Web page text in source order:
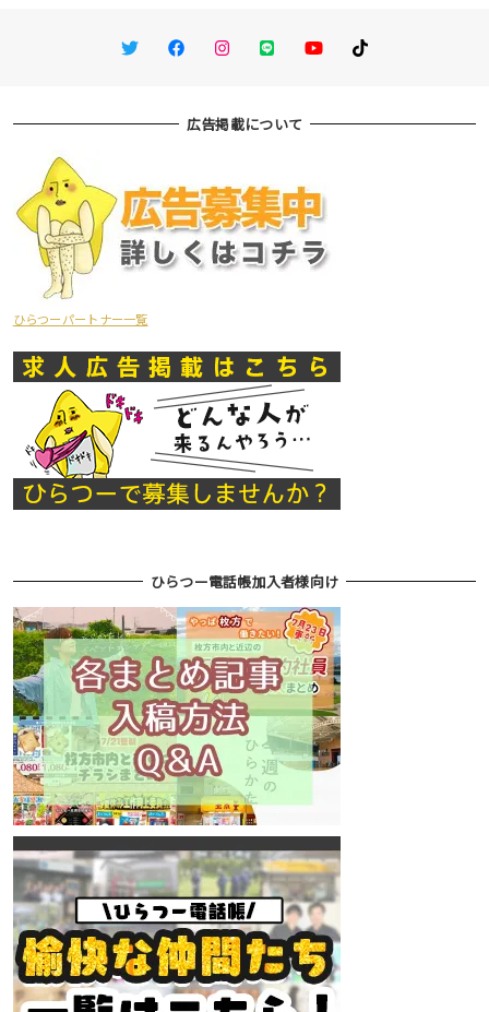
TwitterFacebookInstagram
LINE You TubeTikTok
広告掲載について
ひらつーパートナー一覧
ひらつー電話帳加入者様向け